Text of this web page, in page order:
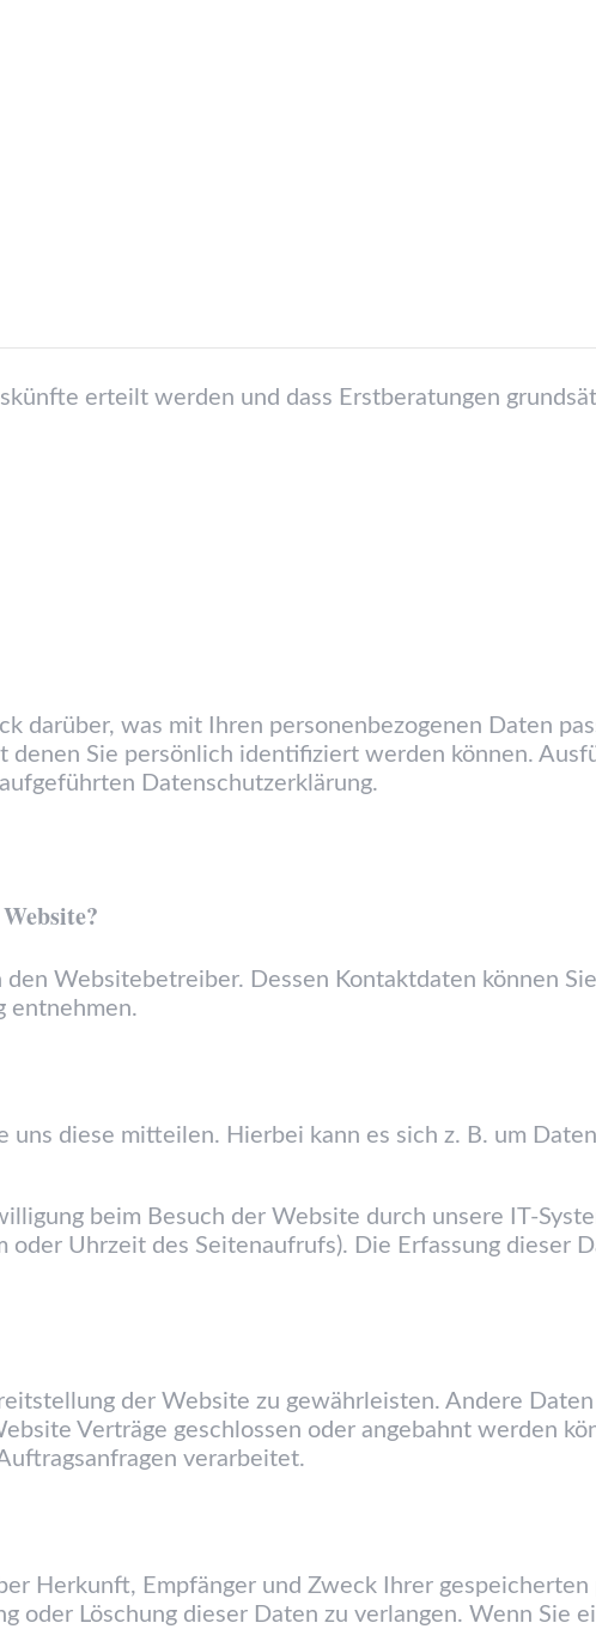
erteilt werden und dass Erstberatungen
darüber, was mit Ihren personenbezogenen Daten
denen Sie persönlich identifiziert werden können.
Datenschutzerklärung.
Websitebetreiber. Dessen Kontaktdaten können
entnehmen.
uns diese mitteilen. Hierbei kann es sich z. B. um
beim Besuch der Website durch unsere IT-
Uhrzeit des Seitenaufrufs). Die Erfassung dieser
der Website zu gewährleisten. Andere
Verträge geschlossen oder angebahnt werden
verarbeitet.
Herkunft, Empfänger und Zweck Ihrer
oder Löschung dieser Daten zu verlangen. Wenn Sie